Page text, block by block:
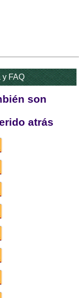
y FAQ
son
atrás